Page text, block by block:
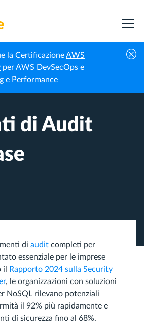
la CertificazioneAWS
per AWS DevSecOps e
e Performance
Strumenti di Audit Couchbase
di Audit
di audit completi per
essenziale per le imprese
il
Rapporto 2024 sulla Security
, le organizzazioni con soluzioni
NoSQL rilevano potenziali
il 92% più rapidamente e
di sicurezza fino al 68%.